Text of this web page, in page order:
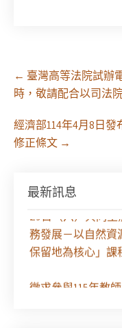
Post
navigation
← 臺灣高等法院試辦
時，敬請配合以司法
經濟部114年4月8日
修正條文 →
最新訊息
【課程報名】全律
務發展－以自然資
保留地為核心」課
徵求參與115年教